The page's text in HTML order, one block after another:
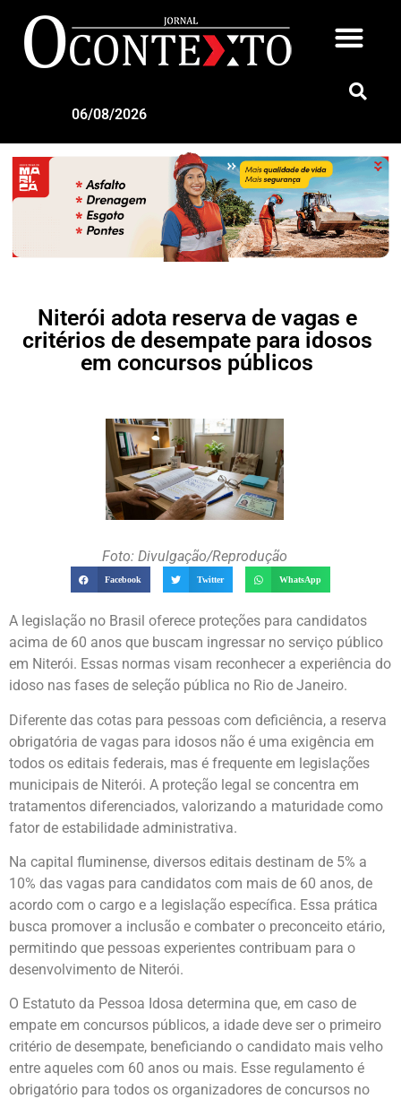
06/08/2026
Niterói adota reserva de vagas e
critérios de desempate para idosos
em concursos públicos
Foto: Divulgação/Reprodução
Facebook Twitter WhatsApp
A legislação no Brasil oferece proteções para candidatos
acima de 60 anos que buscam ingressar no serviço público
em Niterói. Essas normas visam reconhecer a experiência do
idoso nas fases de seleção pública no Rio de Janeiro.
Diferente das cotas para pessoas com deficiência, a reserva
obrigatória de vagas para idosos não é uma exigência em
todos os editais federais, mas é frequente em legislações
municipais de Niterói. A proteção legal se concentra em
tratamentos diferenciados, valorizando a maturidade como
fator de estabilidade administrativa.
Na capital fluminense, diversos editais destinam de 5% a
10% das vagas para candidatos com mais de 60 anos, de
acordo com o cargo e a legislação específica. Essa prática
busca promover a inclusão e combater o preconceito etário,
permitindo que pessoas experientes contribuam para o
desenvolvimento de Niterói.
O Estatuto da Pessoa Idosa determina que, em caso de
empate em concursos públicos, a idade deve ser o primeiro
critério de desempate, beneficiando o candidato mais velho
entre aqueles com 60 anos ou mais. Esse regulamento é
obrigatório para todos os organizadores de concursos no